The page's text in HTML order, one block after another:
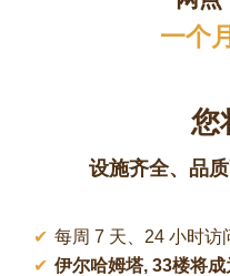
一个
您
设施齐全、品
每周 7 天、24 小时访
伊尔哈姆塔, 33楼将